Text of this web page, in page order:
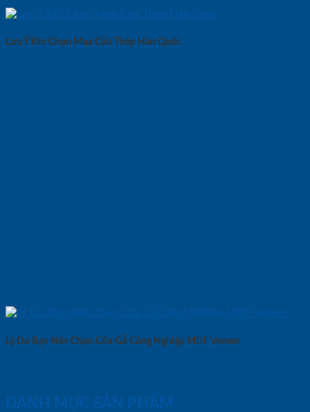
Lưu Ý Khi Chọn Mua Cửa Thép Hàn Quốc
Lý Do Bạn Nên Chọn Cửa Gỗ Công Nghiệp MDF Veneer
DANH MỤC SẢN PHẨM